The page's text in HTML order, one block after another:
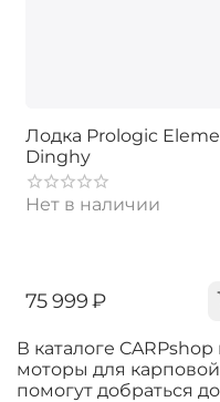
В каталоге
моторы для
помогут добраться
Лодка Prologic
Dinghy
Нет в наличии
‍75 999‍₽